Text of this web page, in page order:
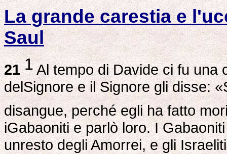
La grande carestia e
Saul
21 1Al tempo di Davide ci fu una
delSignore e il Signore gli disse:
disangue, perché egli ha fatto
iGabaoniti e parlò loro. I
unresto degli Amorrei, e gli